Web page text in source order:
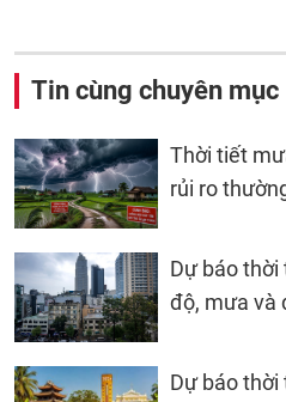
Tin cùng chuyên mục
Thời tiết
rủi ro
Dự báo
độ, mưa và
Dự báo